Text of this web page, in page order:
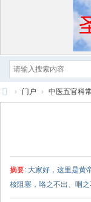
› 门户 › 中医五官科
摘要: 大家好，这里是黄
核阻塞，咯之不出、咽